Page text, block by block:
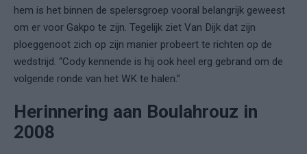
hem is het binnen de spelersgroep vooral belangrijk geweest
om er voor Gakpo te zijn. Tegelijk ziet Van Dijk dat zijn
ploeggenoot zich op zijn manier probeert te richten op de
wedstrijd. “Cody kennende is hij ook heel erg gebrand om de
volgende ronde van het WK te halen.”
Herinnering aan Boulahrouz in
2008